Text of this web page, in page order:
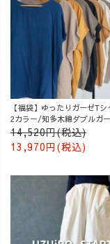
【福袋】ゆったりガーゼT
2カラー/知多木綿ダブルガ
14,520円(税込)
13,970円(税込)